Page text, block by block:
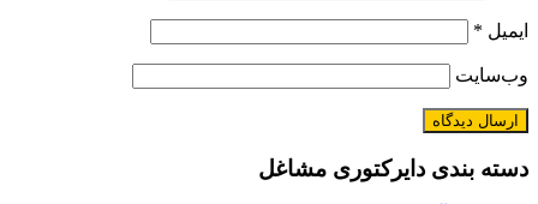
ایمیل *
وب‌سایت
دسته بندی دایرکتوری مشاغل